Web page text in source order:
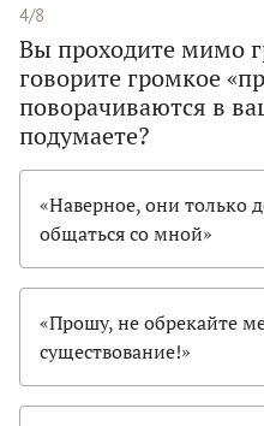
4/8
Вы проходите мимо
говорите громкое
поворачиваются в
подумаете?
«Наверное, они только
общаться со мной»
«Прошу, не обрекайте
существование!»